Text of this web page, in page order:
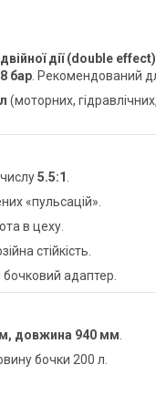
дії (double effect)
бар . Рекомендований
(моторних,
5.5:1
«пульсацій».
в цеху.
стійкість.
адаптер.
довжина 940 мм
бочки 200 л.